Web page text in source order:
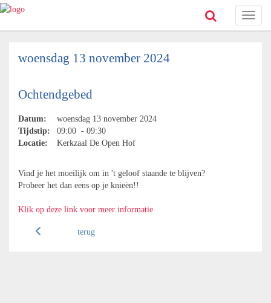
Toggle
woensdag 13 november 2024
Ochtendgebed
Datum:
woensdag 13 november 2024
Tijdstip:
09:00 - 09:30
Locatie:
Kerkzaal De Open Hof
Vind je het moeilijk om in 't geloof staande te blijven?
Probeer het dan eens op je knieën!!
Klik op deze link voor meer informatie
terug